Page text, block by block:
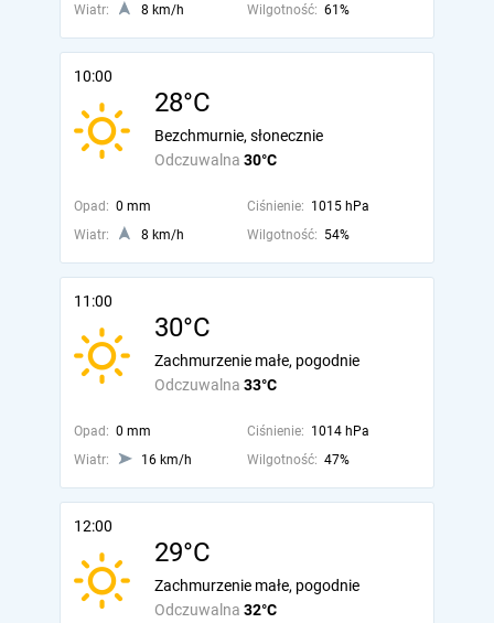
Wiatr:
8 km/h Wilgotność: 61%
10:00
28°C
Odczuwalna 30°C
Bezchmurnie, słonecznie
Opad: 0 mm Ciśnienie: 1015 hPa
Wiatr:
8 km/h Wilgotność: 54%
11:00
30°C
Odczuwalna 33°C
Zachmurzenie małe, pogodnie
Opad: 0 mm Ciśnienie: 1014 hPa
Wiatr:
16 km/h Wilgotność: 47%
12:00
29°C
Odczuwalna 32°C
Zachmurzenie małe, pogodnie